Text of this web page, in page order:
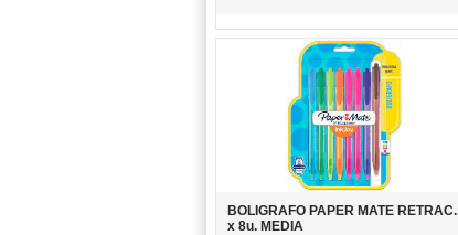
BOLIGRAFO PAPER MATE RETRAC.
x 8u. MEDIA